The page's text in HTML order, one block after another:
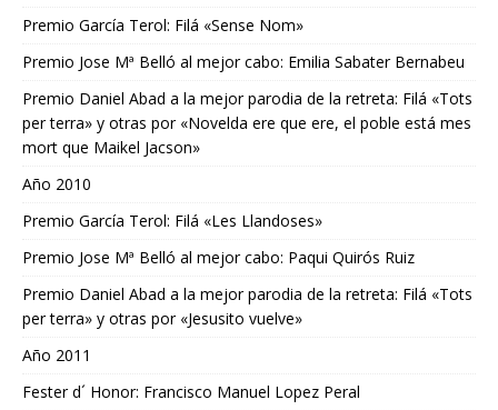
Premio García Terol: Filá «Sense Nom»
Premio Jose Mª Belló al mejor cabo: Emilia Sabater Bernabeu
Premio Daniel Abad a la mejor parodia de la retreta: Filá «Tots
per terra» y otras por «Novelda ere que ere, el poble está mes
mort que Maikel Jacson»
Año 2010
Premio García Terol: Filá «Les Llandoses»
Premio Jose Mª Belló al mejor cabo: Paqui Quirós Ruiz
Premio Daniel Abad a la mejor parodia de la retreta: Filá «Tots
per terra» y otras por «Jesusito vuelve»
Año 2011
Fester d´ Honor: Francisco Manuel Lopez Peral